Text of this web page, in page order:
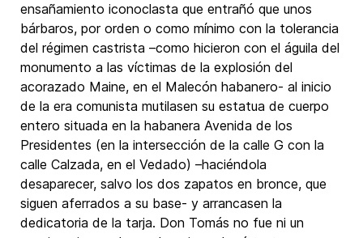
ensañamiento iconoclasta que entrañó que unos
bárbaros, por orden o como mínimo con la tolerancia
del régimen castrista –como hicieron con el águila del
monumento a las víctimas de la explosión del
acorazado Maine, en el Malecón habanero- al inicio
de la era comunista mutilasen su estatua de cuerpo
entero situada en la habanera Avenida de los
Presidentes (en la intersección de la calle G con la
calle Calzada, en el Vedado) –haciéndola
desaparecer, salvo los dos zapatos en bronce, que
siguen aferrados a su base- y arrancasen la
dedicatoria de la tarja. Don Tomás no fue ni un